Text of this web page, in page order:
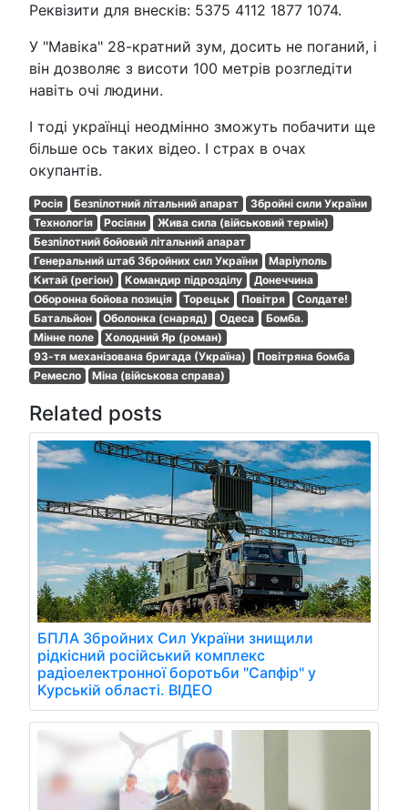
Реквізити для внесків: 5375 4112 1877 1074.
У "Мавіка" 28-кратний зум, досить не поганий, і
він дозволяє з висоти 100 метрів розгледіти
навіть очі людини.
І тоді українці неодмінно зможуть побачити ще
більше ось таких відео. І страх в очах
окупантів.
Росія Безпілотний літальний апарат
Збройні сили України
Технологія
Росіяни
Жива сила (військовий термін)
Безпілотний бойовий літальний апарат
Генеральний штаб Збройних сил України
Маріуполь
Китай (регіон)
Командир підрозділу
Донеччина
Оборонна бойова позиція
Торецьк Повітря
Солдате!
Батальйон
Оболонка (снаряд) Одеса
Бомба.
Мінне поле
Холодний Яр (роман)
93-тя механізована бригада (Україна)
Повітряна бомба
Ремесло
Міна (військова справа)
Related posts
БПЛА Збройних Сил України знищили
рідкісний російський комплекс
радіоелектронної боротьби "Сапфір" у
Курській області. ВІДЕО